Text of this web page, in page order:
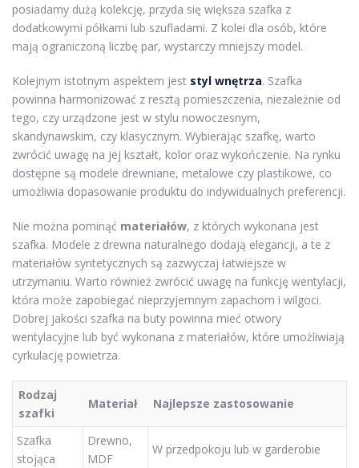
posiadamy dużą kolekcję, przyda się większa szafka z
dodatkowymi półkami lub szufladami. Z kolei dla osób, które
mają ograniczoną liczbę par, wystarczy mniejszy model.
Kolejnym istotnym aspektem jest styl wnętrza. Szafka
powinna harmonizować z resztą pomieszczenia, niezależnie od
tego, czy urządzone jest w stylu nowoczesnym,
skandynawskim, czy klasycznym. Wybierając szafkę, warto
zwrócić uwagę na jej kształt, kolor oraz wykończenie. Na rynku
dostępne są modele drewniane, metalowe czy plastikowe, co
umożliwia dopasowanie produktu do indywidualnych preferencji.
Nie można pominąć materiałów, z których wykonana jest
szafka. Modele z drewna naturalnego dodają elegancji, a te z
materiałów syntetycznych są zazwyczaj łatwiejsze w
utrzymaniu. Warto również zwrócić uwagę na funkcję wentylacji,
która może zapobiegać nieprzyjemnym zapachom i wilgoci.
Dobrej jakości szafka na buty powinna mieć otwory
wentylacyjne lub być wykonana z materiałów, które umożliwiają
cyrkulację powietrza.
Rodzaj
szafki
Materiał Najlepsze zastosowanie
Szafka
stojąca
Drewno,
MDF
W przedpokoju lub w garderobie